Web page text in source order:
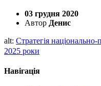
03 грудня 2020
Автор Денис
alt: Стратегія
2025 роки
Навігація